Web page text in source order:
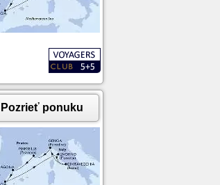
Pozrieť ponuku